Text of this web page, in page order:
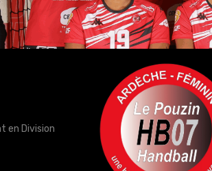
en Division